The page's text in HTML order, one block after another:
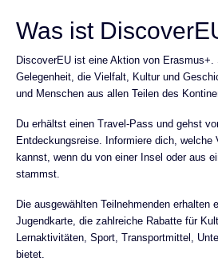
Was ist
DiscoverEU ist eine Aktion von Erasmus+.
Gelegenheit, die Vielfalt, Kultur und
und Menschen aus allen Teilen des
Du erhältst einen Travel-Pass und gehst
Entdeckungsreise. Informiere dich, welche
kannst, wenn du von einer Insel oder aus
stammst.
Die ausgewählten Teilnehmenden erhalten
Jugendkarte, die zahlreiche Rabatte für
Lernaktivitäten, Sport, Transportmittel,
bietet.